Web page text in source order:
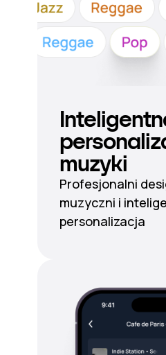
muzyki
Profesjonalni
muzyczni i
personalizacja